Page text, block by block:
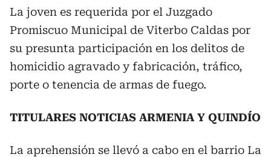
La joven es requerida por el Juzgado
Promiscuo Municipal de Viterbo Caldas por
su presunta participación en los delitos de
homicidio agravado y fabricación, tráfico,
porte o tenencia de armas de fuego.
TITULARES NOTICIAS ARMENIA Y QUINDÍO
La aprehensión se llevó a cabo en el barrio La